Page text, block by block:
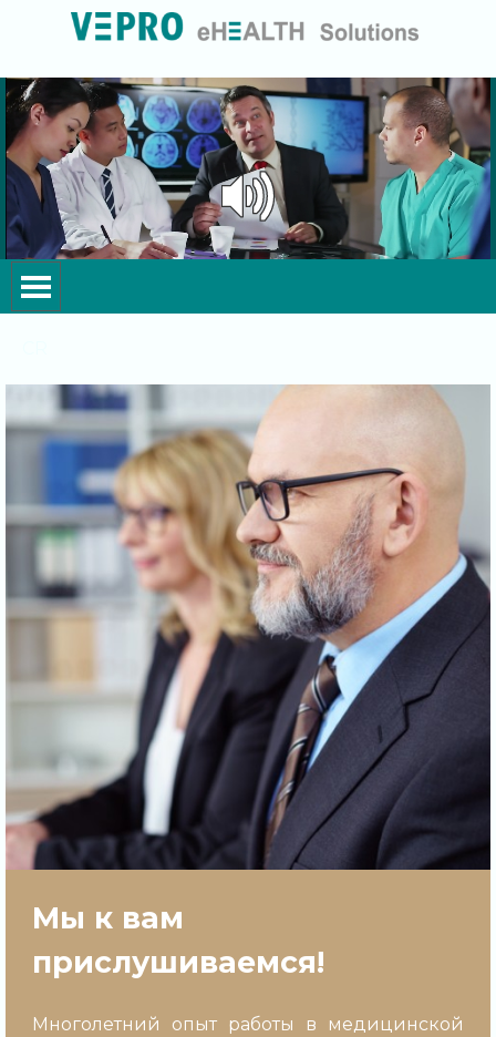
Перейти к контенту
Мы к вам
прислушиваемся!
Многолетний опыт работы в медицинской